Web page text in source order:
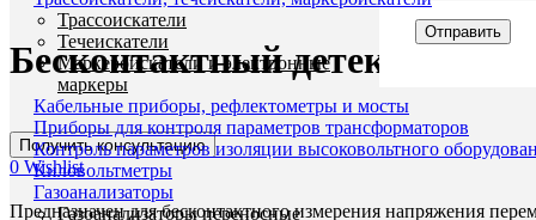
Заказать звонок
0 Wishlist
Трассоискатели
Течеискатели
Маркероискатели и электронные
маркеры
Кабельные приборы, рефлектометры и мосты
Приборы для контроля параметров трансформаторов
Контроль параметров изоляции высоковольтного
Киловольтметры
Газоанализаторы
Газоанализаторы переносные
Увеличить
Бесконтактный детектор
Получить консультацию
Предназначен для бесконтактного измерения напряжения